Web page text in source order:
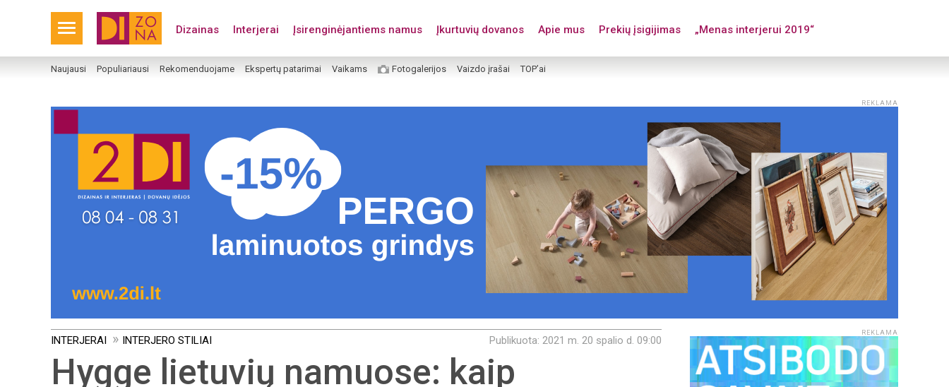
Dizainas Interjerai Įsirenginėjantiems namus Įkurtuvių dovanos Apie mus Prekių įsigijimas „Menas interjerui 2019“
Naujausi Populiariausi Rekomenduojame Ekspertų patarimai Vaikams Fotogalerijos Vaizdo įrašai TOP’ai
REKLAMA
INTERJERAI INTERJERO STILIAI Publikuota: 2021 m. 20 spalio d. 09:00
Hygge lietuvių namuose: kaip
REKLAMA